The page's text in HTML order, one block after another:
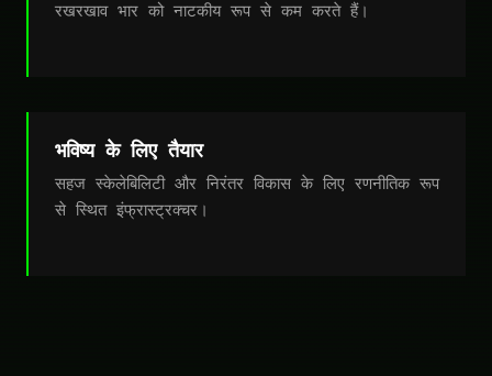
रखरखाव भार को नाटकीय रूप से कम करते हैं।
भविष्य के लिए तैयार
सहज स्केलेबिलिटी और निरंतर विकास के लिए रणनीतिक रूप
से स्थित इंफ्रास्ट्रक्चर।